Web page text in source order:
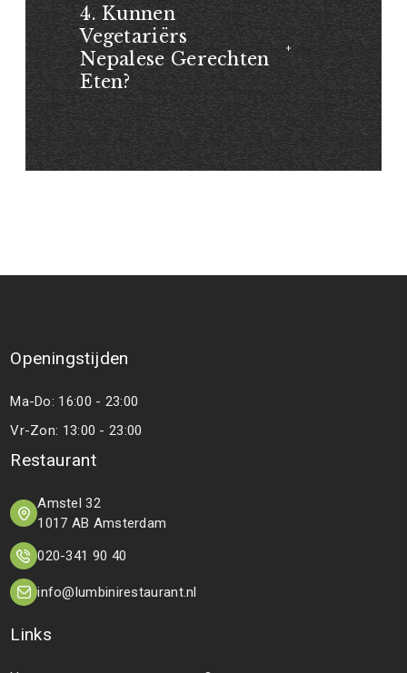
4. Kunnen
Vegetariërs
Nepalese Gerechten
Eten?
Openingstijden
Ma-Do: 16:00 - 23:00
Vr-Zon: 13:00 - 23:00
Restaurant
Amstel 32
1017 AB Amsterdam
020-341 90 40
info@lumbinirestaurant.nl
Links